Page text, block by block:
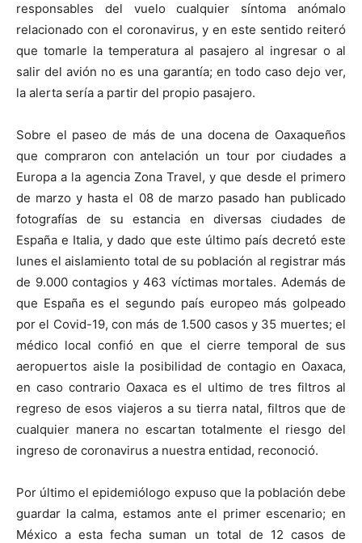
responsables del vuelo cualquier síntoma anómalo
relacionado con el coronavirus, y en este sentido reiteró
que tomarle la temperatura al pasajero al ingresar o al
salir del avión no es una garantía; en todo caso dejo ver,
la alerta sería a partir del propio pasajero.
Sobre el paseo de más de una docena de Oaxaqueños
que compraron con antelación un tour por ciudades a
Europa a la agencia Zona Travel, y que desde el primero
de marzo y hasta el 08 de marzo pasado han publicado
fotografías de su estancia en diversas ciudades de
España e Italia, y dado que este último país decretó este
lunes el aislamiento total de su población al registrar más
de 9.000 contagios y 463 víctimas mortales. Además de
que España es el segundo país europeo más golpeado
por el Covid-19, con más de 1.500 casos y 35 muertes; el
médico local confió en que el cierre temporal de sus
aeropuertos aisle la posibilidad de contagio en Oaxaca,
en caso contrario Oaxaca es el ultimo de tres filtros al
regreso de esos viajeros a su tierra natal, filtros que de
cualquier manera no escartan totalmente el riesgo del
ingreso de coronavirus a nuestra entidad, reconoció.
Por último el epidemiólogo expuso que la población debe
guardar la calma, estamos ante el primer escenario; en
México a esta fecha suman un total de 12 casos de